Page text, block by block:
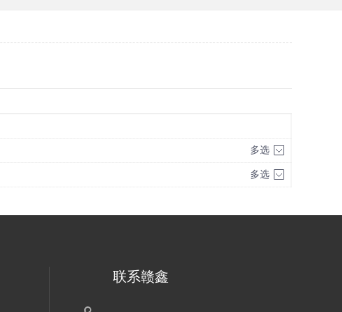
多选
多选
联系赣鑫